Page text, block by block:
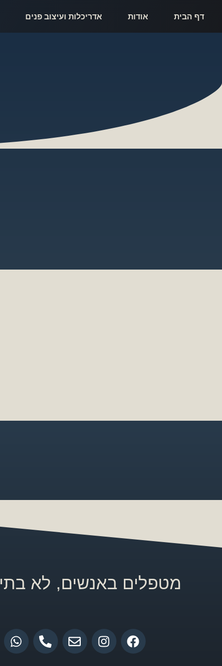
דף הבית אודות אדריכלות ועיצוב פנים
מטפלים באנשים, לא